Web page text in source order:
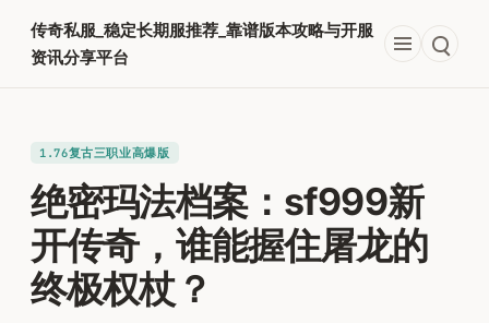
内
传奇私服_稳定长期服推荐_靠谱版本攻略与开服
资讯分享平台
1.76复古三职业高爆版
绝密玛法档案：sf999新
开传奇，谁能握住屠龙的
终极权杖？